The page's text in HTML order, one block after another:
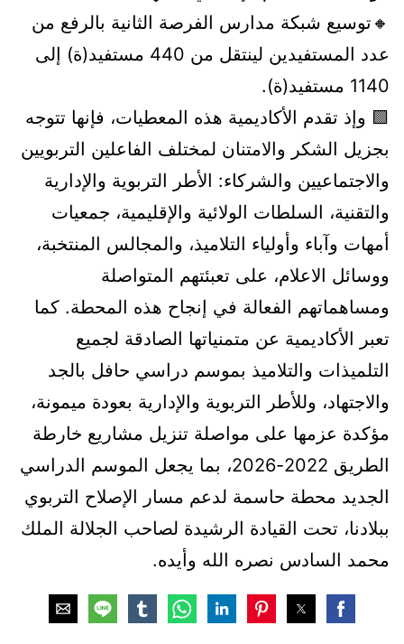
🔸توسيع شبكة مدارس الفرصة الثانية بالرفع من
عدد المستفيدين لينتقل من 440 مستفيد(ة) إلى
1140 مستفيد(ة).
🟩 وإذ تقدم الأكاديمية هذه المعطيات، فإنها تتوجه
بجزيل الشكر والامتنان لمختلف الفاعلين التربويين
والاجتماعيين والشركاء: الأطر التربوية والإدارية
والتقنية، السلطات الولائية والإقليمية، جمعيات
أمهات وآباء وأولياء التلاميذ، والمجالس المنتخبة،
ووسائل الاعلام، على تعبئتهم المتواصلة
ومساهماتهم الفعالة في إنجاح هذه المحطة. كما
تعبر الأكاديمية عن متمنياتها الصادقة لجميع
التلميذات والتلاميذ بموسم دراسي حافل بالجد
والاجتهاد، وللأطر التربوية والإدارية بعودة ميمونة،
مؤكدة عزمها على مواصلة تنزيل مشاريع خارطة
الطريق 2022-2026، بما يجعل الموسم الدراسي
الجديد محطة حاسمة لدعم مسار الإصلاح التربوي
ببلادنا، تحت القيادة الرشيدة لصاحب الجلالة الملك
محمد السادس نصره الله وأيده.